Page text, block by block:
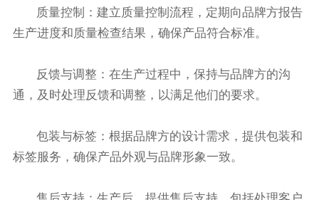
质量控制：建立质量控制流程，定期向品牌方报告
生产进度和质量检查结果，确保产品符合标准。
反馈与调整：在生产过程中，保持与品牌方的沟
通，及时处理反馈和调整，以满足他们的要求。
包装与标签：根据品牌方的设计需求，提供包装和
标签服务，确保产品外观与品牌形象一致。